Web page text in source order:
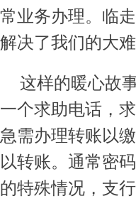
常业务办理。临
解决了我们的大
这样的暖心故
一个求助电话，
急需办理转账以
以转账。通常密
的特殊情况，支